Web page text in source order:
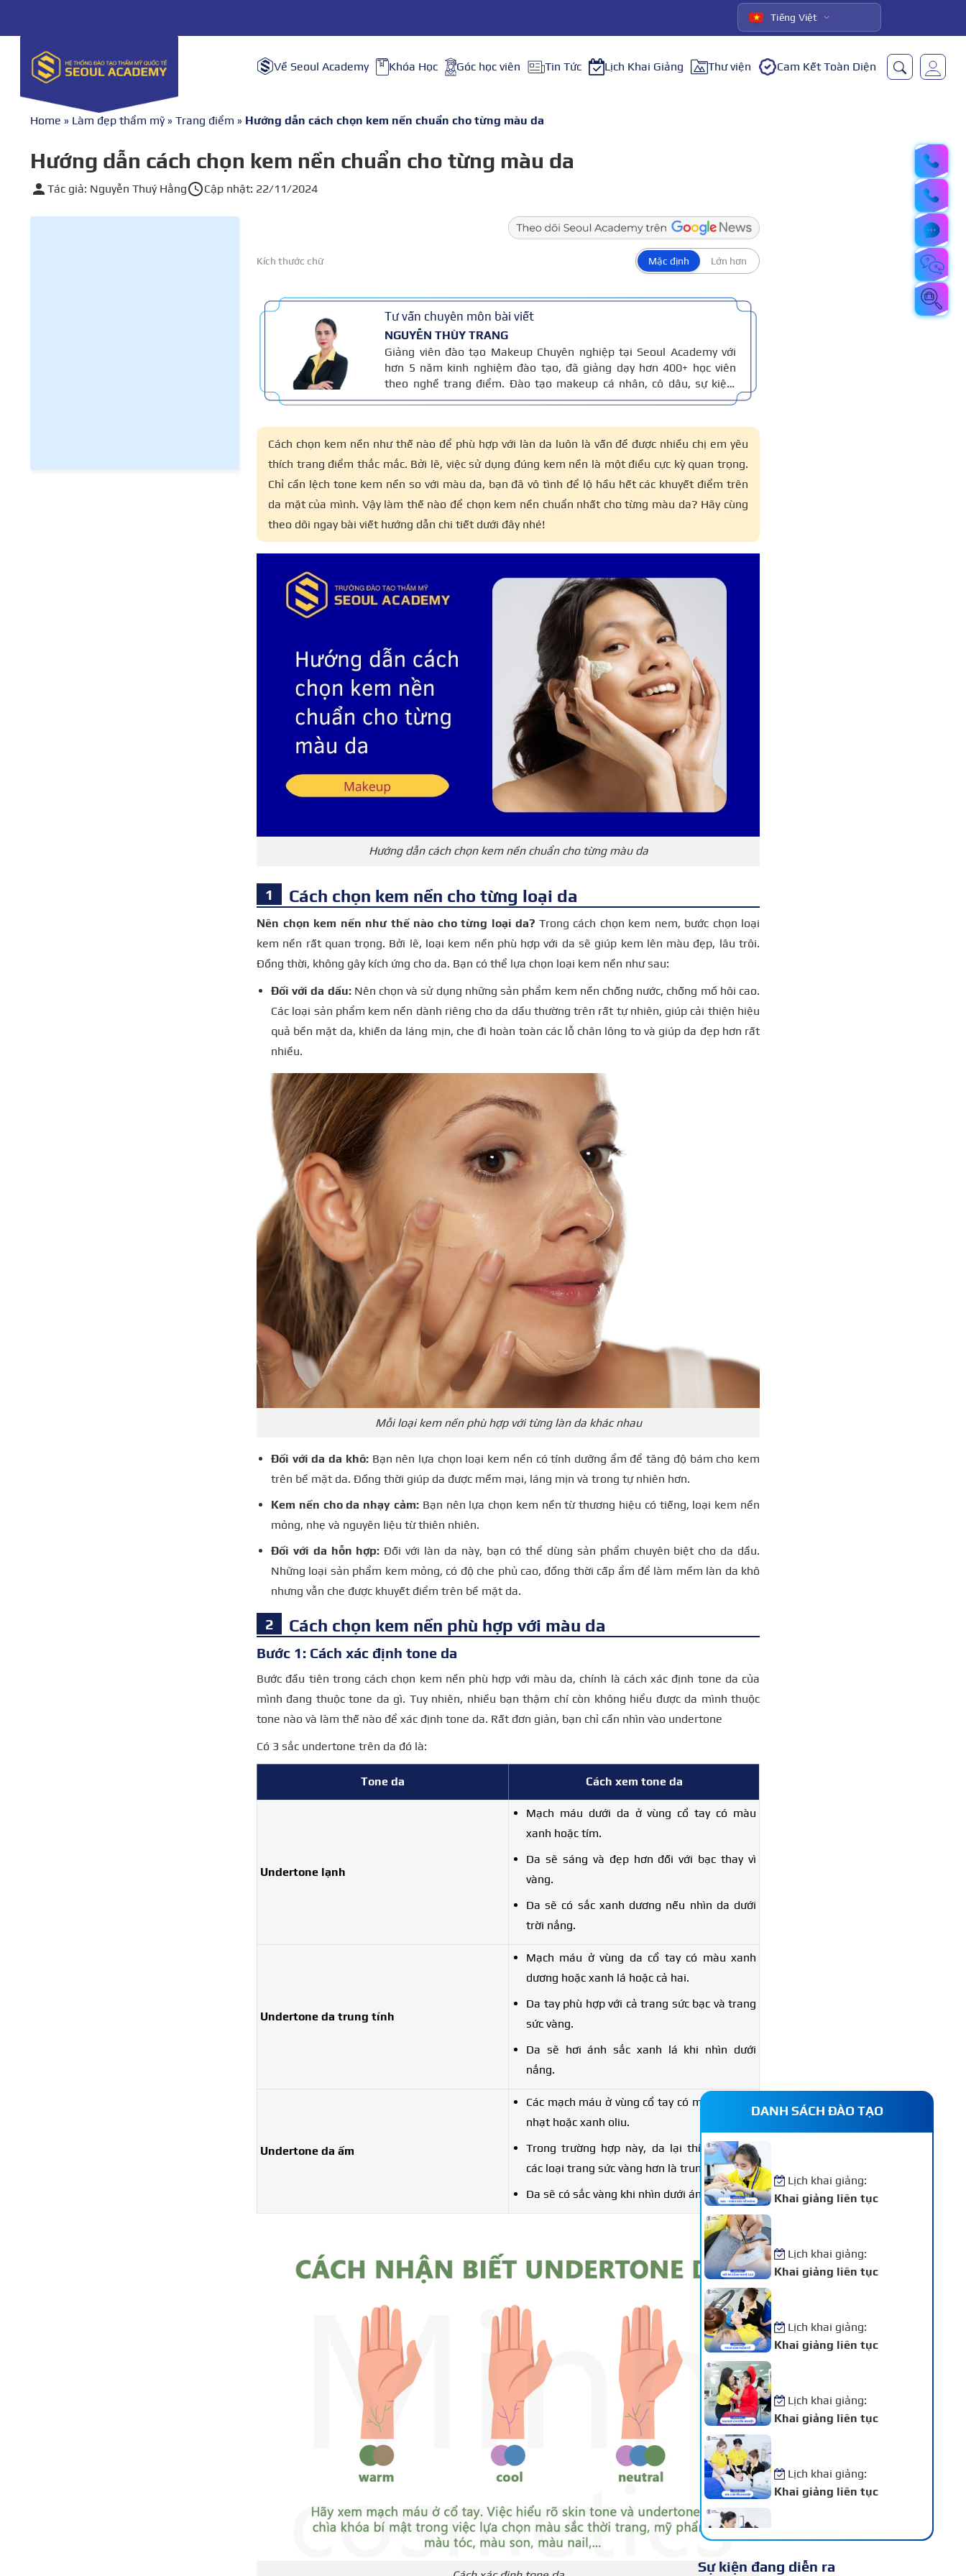
Tiếng Việt
Về Seoul Academy Khóa Học Góc học viên Tin Tức Lịch Khai Giảng Thư viện Cam Kết Toàn Diện
Home » Làm đẹp thẩm mỹ» Trang điểm » Hướng dẫn cách chọn kem nền chuẩn cho từng màu da
Hướng dẫn cách chọn kem nền chuẩn cho từng màu da
Tác giả: Nguyễn Thuý Hằng Cập nhật: 22/11/2024
Kích thước chữ Mặc định Lớn hơn
Tư vấn chuyên môn bài viết
NGUYỄN THÙY TRANG
Giảng viên đào tạo Makeup Chuyên nghiệp tại Seoul Academy với
hơn 5 năm kinh nghiệm đào tạo, đã giảng dạy hơn 400+ học viên
theo nghề trang điểm. Đào tạo makeup cá nhân, cô dâu, sự kiện,
thời trang – chụp ảnh và thiết kế layout trang điểm theo khuôn mặt.
giảng dạy.
Cách chọn kem nền như thế nào để phù hợp với làn da luôn là vấn đề được nhiều chị em yêu
thích trang điểm thắc mắc. Bởi lẽ, việc sử dụng đúng kem nền là một điều cực kỳ quan trọng.
Chỉ cần lệch tone kem nền so với màu da, bạn đã vô tình để lộ hầu hết các khuyết điểm trên
da mặt của mình. Vậy làm thế nào để chọn kem nền chuẩn nhất cho từng màu da? Hãy cùng
theo dõi ngay bài viết hướng dẫn chi tiết dưới đây nhé!
Hướng dẫn cách chọn kem nền chuẩn cho từng màu da
Cách chọn kem nền cho từng loại da
Nên chọn kem nền như thế nào cho từng loại da? Trong cách chọn kem nem, bước chọn loại
kem nền rất quan trọng. Bởi lẽ, loại kem nền phù hợp với da sẽ giúp kem lên màu đẹp, lâu trôi.
Đồng thời, không gây kích ứng cho da. Bạn có thể lựa chọn loại kem nền như sau:
Đối với da dầu: Nên chọn và sử dụng những sản phẩm kem nền chống nước, chống mồ hôi cao.
Các loại sản phẩm kem nền dành riêng cho da dầu thường trên rất tự nhiên, giúp cải thiện hiệu
quả bền mặt da, khiến da láng mịn, che đi hoàn toàn các lỗ chân lông to và giúp da đẹp hơn rất
nhiều.
Mỗi loại kem nền phù hợp với từng làn da khác nhau
Đối với da da khô: Bạn nên lựa chọn loại kem nền có tính dưỡng ẩm để tăng độ bám cho kem
trên bề mặt da. Đồng thời giúp da được mềm mại, láng mịn và trong tự nhiên hơn.
Kem nền cho da nhạy cảm: Bạn nên lựa chọn kem nền từ thương hiệu có tiếng, loại kem nền
mỏng, nhẹ và nguyên liệu từ thiên nhiên.
Đối với da hỗn hợp:Đối với làn da này, bạn có thể dùng sản phẩm chuyên biệt cho da dầu.
Những loại sản phẩm kem mỏng, có độ che phủ cao, đồng thời cấp ẩm để làm mềm làn da khô
nhưng vẫn che được khuyết điểm trên bề mặt da.
Cách chọn kem nền phù hợp với màu da
Bước 1: Cách xác định tone da
Bước đầu tiên trong cách chọn kem nền phù hợp với màu da, chính là cách xác định tone da của
mình đang thuộc tone da gì. Tuy nhiên, nhiều bạn thậm chí còn không hiểu được da mình thuộc
tone nào và làm thế nào để xác định tone da. Rất đơn giản, bạn chỉ cần nhìn vào undertone
Có 3 sắc undertone trên da đó là:
Tone da Cách xem tone da
Undertone lạnh
Mạch máu dưới da ở vùng cổ tay có màu
xanh hoặc tím.
Da sẽ sáng và đẹp hơn đối với bạc thay vì
vàng.
Da sẽ có sắc xanh dương nếu nhìn da dưới
trời nắng.
Undertone da trung tính
Mạch máu ở vùng da cổ tay có màu xanh
dương hoặc xanh lá hoặc cả hai.
Da tay phù hợp với cả trang sức bạc và trang
sức vàng.
Da sẽ hơi ánh sắc xanh lá khi nhìn dưới
nắng.
Undertone da ấm
Các mạch máu ở vùng cổ tay có màu xanh lá
nhạt hoặc xanh oliu.
Trong trường hợp này, da lại thích hợp với
các loại trang sức vàng hơn là trung sức bạc.
Da sẽ có sắc vàng khi nhìn dưới ánh nắng.
DANH SÁCH ĐÀO TẠO
Lịch khai giảng:
Khai giảng liên tục
Lịch khai giảng:
Khai giảng liên tục
Lịch khai giảng:
Khai giảng liên tục
Lịch khai giảng:
Khai giảng liên tục
Lịch khai giảng:
Khai giảng liên tục
Khai giảng liên tục
Sự kiện đang diễn ra